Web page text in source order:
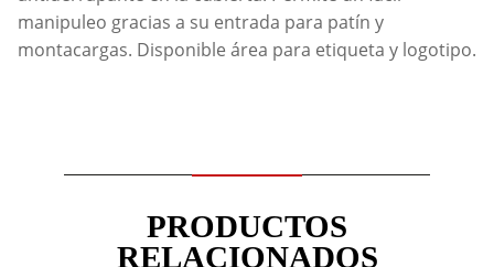
manipuleo gracias a su entrada para patín y
montacargas. Disponible área para etiqueta y logotipo.
PRODUCTOS
RELACIONADOS